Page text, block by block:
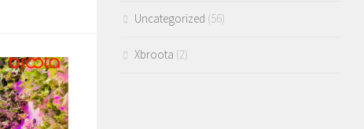
Uncategorized (56)
Xbroota (2)